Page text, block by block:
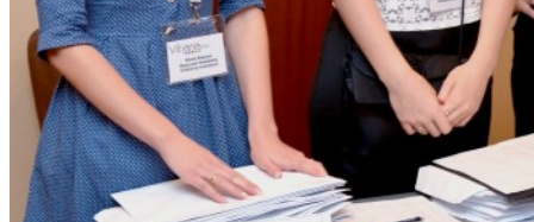
Так, будь ласка, повідомляйте мене про новини, події та
пропозиції *
Підписуючись на розсилку, ви погоджуєтесь з
Правилами
користування и Політикою конфіденційностіта даєте згоду на
використання файлів cookie і передачу своїх персональних
даних*
Дізнатися більше!